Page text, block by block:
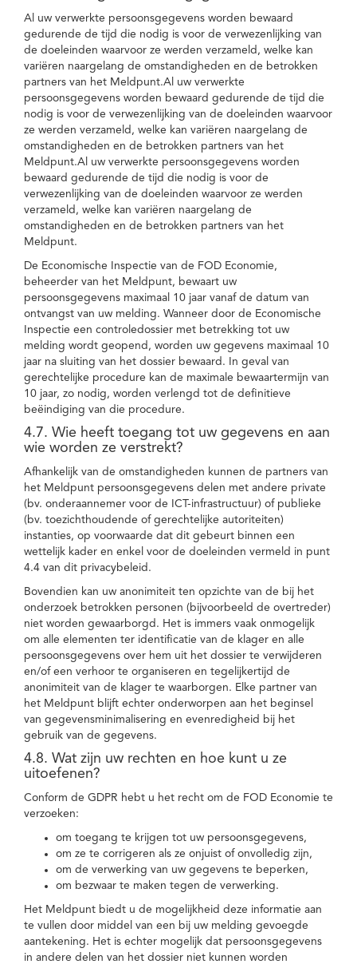
Al uw verwerkte persoonsgegevens worden bewaard
gedurende de tijd die nodig is voor de verwezenlijking van
de doeleinden waarvoor ze werden verzameld, welke kan
variëren naargelang de omstandigheden en de betrokken
partners van het Meldpunt.Al uw verwerkte
persoonsgegevens worden bewaard gedurende de tijd die
nodig is voor de verwezenlijking van de doeleinden waarvoor
ze werden verzameld, welke kan variëren naargelang de
omstandigheden en de betrokken partners van het
Meldpunt.Al uw verwerkte persoonsgegevens worden
bewaard gedurende de tijd die nodig is voor de
verwezenlijking van de doeleinden waarvoor ze werden
verzameld, welke kan variëren naargelang de
omstandigheden en de betrokken partners van het
Meldpunt.
De Economische Inspectie van de FOD Economie,
beheerder van het Meldpunt, bewaart uw
persoonsgegevens maximaal 10 jaar vanaf de datum van
ontvangst van uw melding. Wanneer door de Economische
Inspectie een controledossier met betrekking tot uw
melding wordt geopend, worden uw gegevens maximaal 10
jaar na sluiting van het dossier bewaard. In geval van
gerechtelijke procedure kan de maximale bewaartermijn van
10 jaar, zo nodig, worden verlengd tot de definitieve
beëindiging van die procedure.
4.7. Wie heeft toegang tot uw gegevens en aan
wie worden ze verstrekt?
Afhankelijk van de omstandigheden kunnen de partners van
het Meldpunt persoonsgegevens delen met andere private
(bv. onderaannemer voor de ICT-infrastructuur) of publieke
(bv. toezichthoudende of gerechtelijke autoriteiten)
instanties, op voorwaarde dat dit gebeurt binnen een
wettelijk kader en enkel voor de doeleinden vermeld in punt
4.4 van dit privacybeleid.
Bovendien kan uw anonimiteit ten opzichte van de bij het
onderzoek betrokken personen (bijvoorbeeld de overtreder)
niet worden gewaarborgd. Het is immers vaak onmogelijk
om alle elementen ter identificatie van de klager en alle
persoonsgegevens over hem uit het dossier te verwijderen
en/of een verhoor te organiseren en tegelijkertijd de
anonimiteit van de klager te waarborgen. Elke partner van
het Meldpunt blijft echter onderworpen aan het beginsel
van gegevensminimalisering en evenredigheid bij het
gebruik van de gegevens.
4.8. Wat zijn uw rechten en hoe kunt u ze
uitoefenen?
Conform de GDPR hebt u het recht om de FOD Economie te
verzoeken:
om toegang te krijgen tot uw persoonsgegevens,
om ze te corrigeren als ze onjuist of onvolledig zijn,
om de verwerking van uw gegevens te beperken,
om bezwaar te maken tegen de verwerking.
Het Meldpunt biedt u de mogelijkheid deze informatie aan
te vullen door middel van een bij uw melding gevoegde
aantekening. Het is echter mogelijk dat persoonsgegevens
in andere delen van het dossier niet kunnen worden